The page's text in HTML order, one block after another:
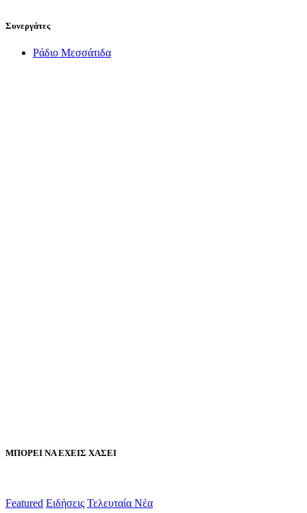
Συνεργάτες
Ράδιο Μεσσάτιδα
ΜΠΟΡΕΙ ΝΑ ΕΧΕΙΣ ΧΑΣΕΙ
Featured Ειδήσεις Τελευταία Νέα